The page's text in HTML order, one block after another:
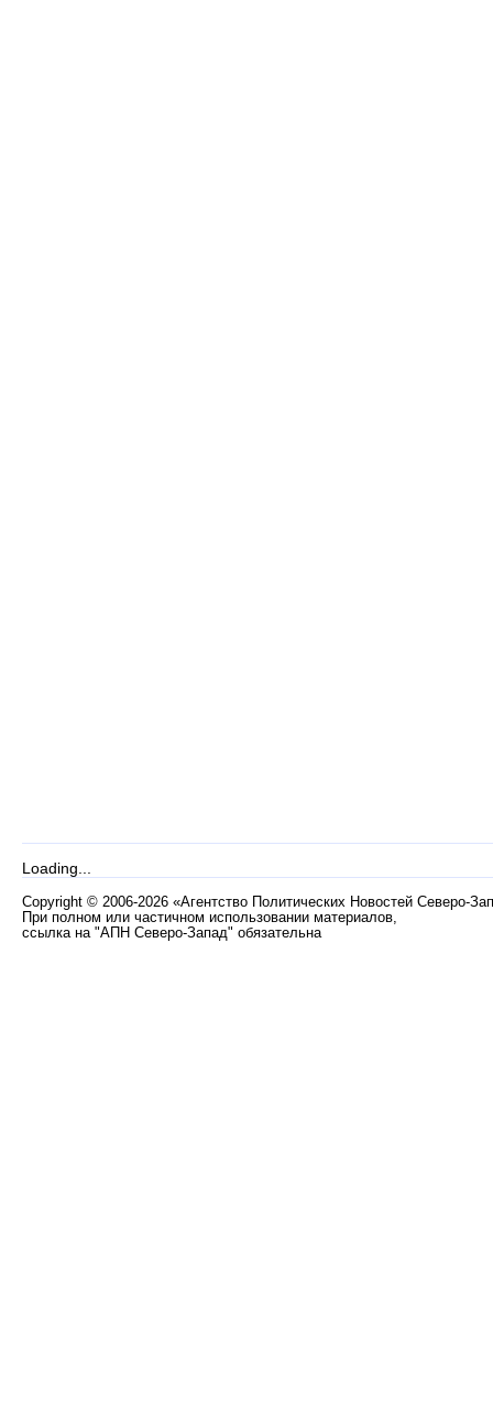
Loading...
Copyright © 2006-2026 «Агентство Политических Новостей Северо-
При полном или частичном использовании материалов,
ссылка на "АПН Северо-Запад" обязательна